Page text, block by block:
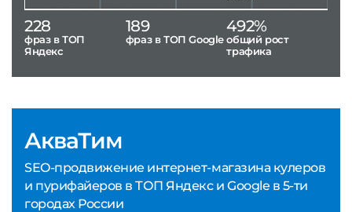
АкваТим
SEO-продвижение интернет-магазина кулеров
и пурифайеров в ТОП Яндекс и Google в 5-ти
городах России
228
фраз в ТОП
Яндекс
189
фраз в ТОП Google
492%
общий рост
трафика